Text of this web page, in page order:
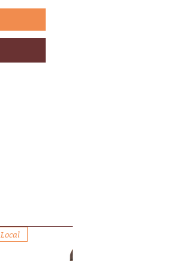
Local